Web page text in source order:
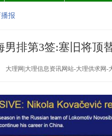
报
男排第3签:塞旧将顶
大理网|大理信息资讯网站-大理供求网-